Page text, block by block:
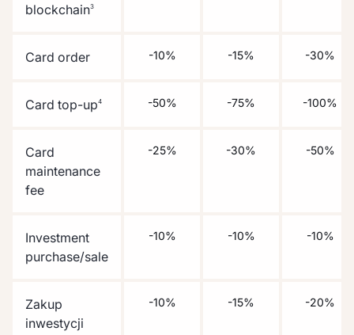
blockchain3
Card order
Card top-up4
Card
maintenance
fee
Investment
purchase/sale
Zakup
inwestycji
-10%
-50%
-25%
-10%
-10%
-15%
-75%
-30%
-10%
-15%
-30%
-100%
-50%
-10%
-20%